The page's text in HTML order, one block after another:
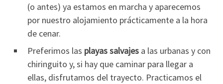
(o antes) ya estamos en marcha y aparecemos
por nuestro alojamiento prácticamente a la hora
de cenar.
Preferimos las playas salvajes a las urbanas y con
chiringuito y, si hay que caminar para llegar a
ellas, disfrutamos del trayecto. Practicamos el